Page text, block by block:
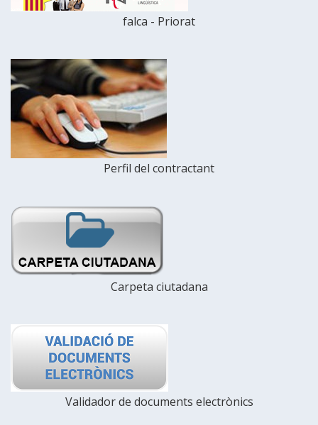
falca - Priorat
Perfil del contractant
Carpeta ciutadana
Validador de documents electrònics